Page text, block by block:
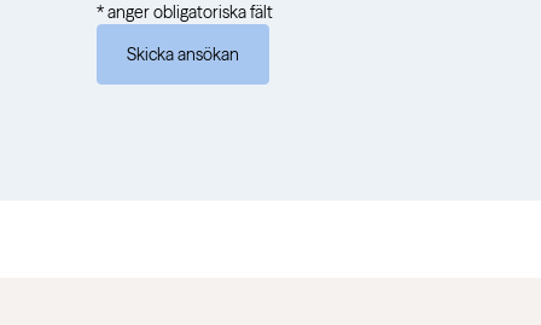
* anger obligatoriska fält
Skicka ansökan